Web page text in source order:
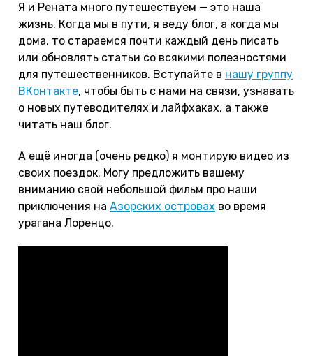
Я и Рената много путешествуем — это наша
жизнь. Когда мы в пути, я веду блог, а когда мы
дома, то стараемся почти каждый день писать
или обновлять статьи со всякими полезностями
для путешественников. Вступайте в нашу группу
ВКонтакте, чтобы быть с нами на связи, узнавать
о новых путеводителях и лайфхаках, а также
читать наш блог.
А ещё иногда (очень редко) я монтирую видео из
своих поездок. Могу предложить вашему
вниманию свой небольшой фильм про наши
приключения на Азорских островах во время
урагана Лоренцо.